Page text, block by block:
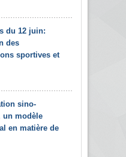
du 12 juin:
des
sportives et
sino-
un modèle
en matière de